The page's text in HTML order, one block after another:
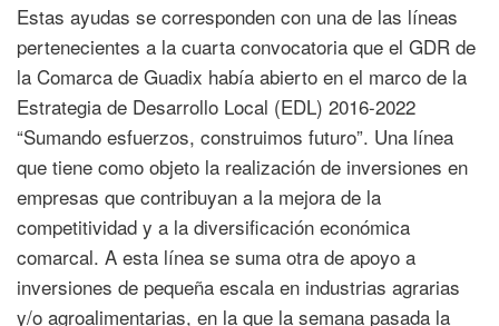
Estas ayudas se corresponden con una de las líneas
pertenecientes a la cuarta convocatoria que el GDR de
la Comarca de Guadix había abierto en el marco de la
Estrategia de Desarrollo Local (EDL) 2016-2022
“Sumando esfuerzos, construimos futuro”. Una línea
que tiene como objeto la realización de inversiones en
empresas que contribuyan a la mejora de la
competitividad y a la diversificación económica
comarcal. A esta línea se suma otra de apoyo a
inversiones de pequeña escala en industrias agrarias
y/o agroalimentarias, en la que la semana pasada la